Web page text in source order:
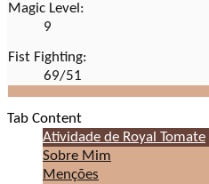
Magic Level:
9
Fist Fighting:
69/51
Tab Content
Atividade de Royal Tomate
Sobre Mim
Menções